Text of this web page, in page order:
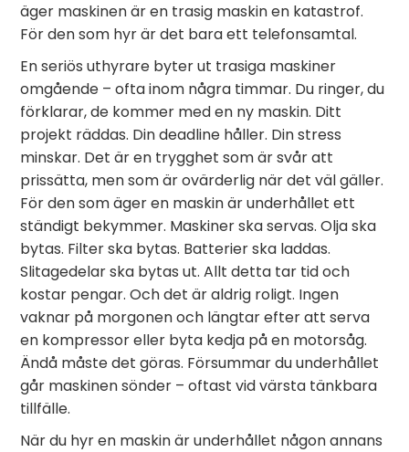
äger maskinen är en trasig maskin en katastrof.
För den som hyr är det bara ett telefonsamtal.
En seriös uthyrare byter ut trasiga maskiner
omgående – ofta inom några timmar. Du ringer, du
förklarar, de kommer med en ny maskin. Ditt
projekt räddas. Din deadline håller. Din stress
minskar. Det är en trygghet som är svår att
prissätta, men som är ovärderlig när det väl gäller.
För den som äger en maskin är underhållet ett
ständigt bekymmer. Maskiner ska servas. Olja ska
bytas. Filter ska bytas. Batterier ska laddas.
Slitagedelar ska bytas ut. Allt detta tar tid och
kostar pengar. Och det är aldrig roligt. Ingen
vaknar på morgonen och längtar efter att serva
en kompressor eller byta kedja på en motorsåg.
Ändå måste det göras. Försummar du underhållet
går maskinen sönder – oftast vid värsta tänkbara
tillfälle.
När du hyr en maskin är underhållet någon annans